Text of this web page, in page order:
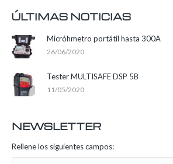
ÚLTIMAS NOTICIAS
Micróhmetro portátil hasta 300A
26/06/2020
Tester MULTISAFE DSP 5B
11/05/2020
NEWSLETTER
Rellene los siguientes campos: